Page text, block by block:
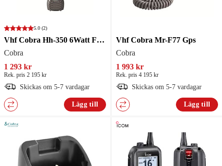
5.0 (2)
Vhf Cobra Hh-350 6Watt Flyter
Cobra
1 293 kr
Rek. pris 2 195 kr
Skickas om 5-7 vardagar
Lägg till
Vhf Cobra Mr-F77 Gps
Cobra
1 993 kr
Rek. pris 4 195 kr
Skickas om 5-7 vardagar
Lägg till